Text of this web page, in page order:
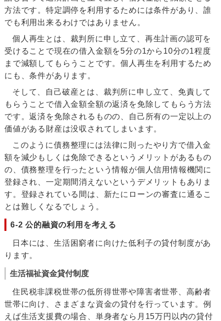
方法です。特定調停を利用するためには条件があり、誰
でも利用出来るわけではありません。
個人再生とは、裁判所に申し立て、再生計画の認可を
受けることで現在の借入金額を5分の1から10分の1程度
まで減額してもらうことです。個人再生を利用するため
にも、条件があります。
そして、自己破産とは、裁判所に申し立て、免責して
もらうことで借入金額全額の返済を免除してもらう方法
です。返済を免除されるものの、自己所有の一定以上の
価値がある財産は没収されてしまいます。
このように債務整理には法律に則ったやり方で借入金
額を減少もしくは免除できるというメリットがあるもの
の、債務整理を行ったという情報が個人信用情報機関に
登録され、一定期間消えないというデメリットもありま
す。登録されている間は、新たにローンの審査に通るこ
とは難しくなるでしょう。
6-2 公的融資の利用を考える
日本には、生活困窮者に向けた低利子の貸付制度があ
ります。
生活福祉資金貸付制度
住民税非課税世帯の低所得世帯や障害者世帯、高齢者
世帯に向け、さまざまな資金の貸付を行っています。例
えば生活支援費の場合、単身者なら月15万円以内の貸付